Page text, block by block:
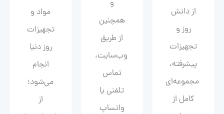
از دانش
روز و
تجهیزات
پیشرفته،
مجموعه‌ای
کامل از
و
همچنین
از طریق
وب‌سایت،
تماس
تلفنی یا
واتساپ
مواد و
تجهیزات
روز دنیا
انجام
می‌شود؛
از